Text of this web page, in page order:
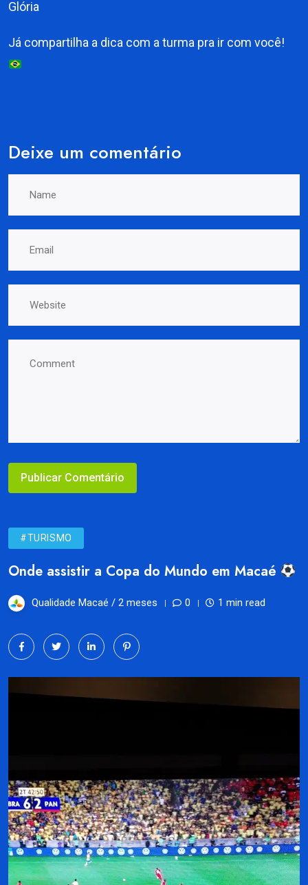
Glória
Já compartilha a dica com a turma pra ir com você!
Deixe um comentário
#TURISMO
Onde assistir a Copa do Mundo em Macaé
Qualidade Macaé / 2 meses 0 1 min read